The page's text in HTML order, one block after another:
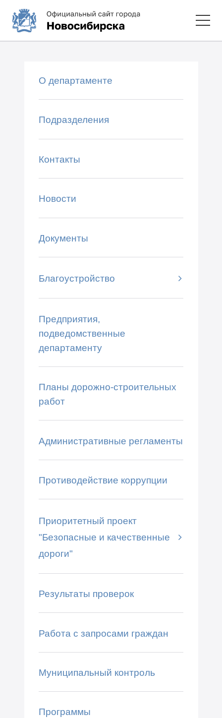
О департаменте
Подразделения
Контакты
Новости
Документы
Благоустройство
Предприятия,
подведомственные
департаменту
Планы дорожно-строительных
работ
Административные регламенты
Противодействие коррупции
Приоритетный проект
"Безопасные и качественные
дороги"
Результаты проверок
Работа с запросами граждан
Муниципальный контроль
Программы